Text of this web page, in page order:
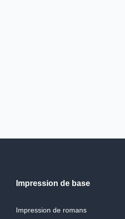
Impression de base
Impression de romans